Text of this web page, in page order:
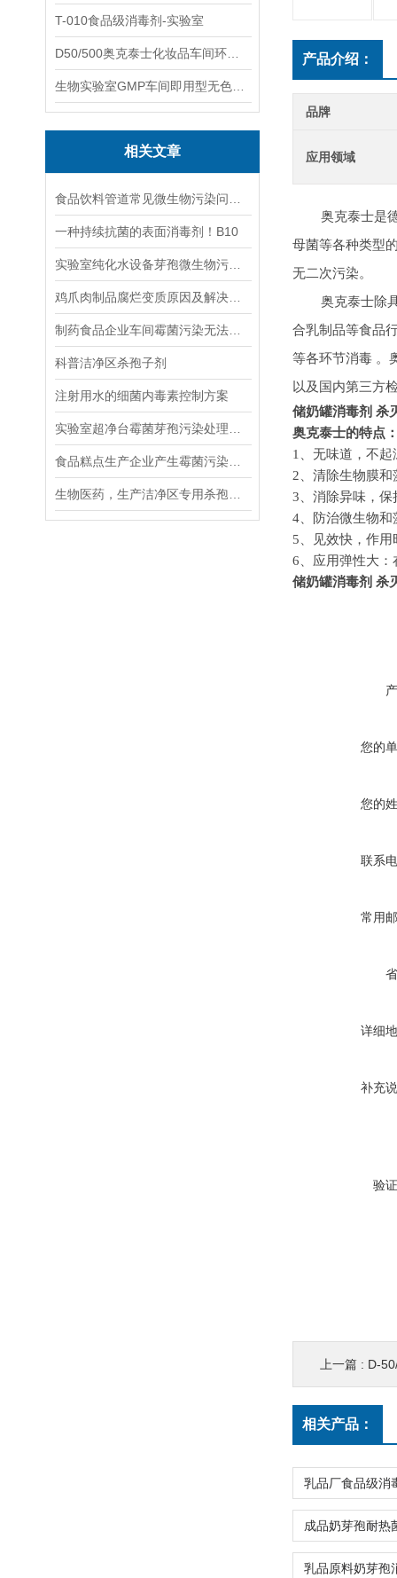
T-010食品级消毒剂-实验室
相关文章
一种持续抗菌的表面消毒剂！B10
科普洁净区杀孢子剂
注射用水的细菌内毒素控制方案
产品介绍：
品牌
应用领域
奥克泰士是
母菌等各种类型
无二次污染。
奥克泰士除
合乳制品等食品
等各环节消毒 。
以及国内第三方
储奶罐消毒剂 杀
奥克泰士的特点
1、无味道，不
2 、清除生物膜
3 、消除异味，
4 、防治微生物
5 、见效快，作
6 、应用弹性大
储奶罐消毒剂 杀
您的
您的
联系
常用
详细
补充
验
上一篇 : D-
相关产品：